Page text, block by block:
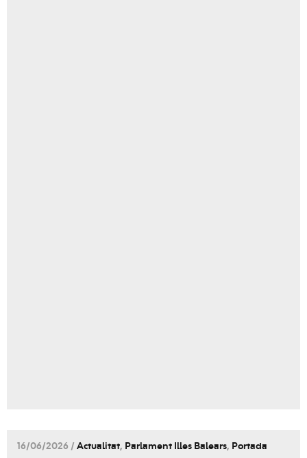
16/06/2026 / Actualitat, Parlament Illes Balears, Portada